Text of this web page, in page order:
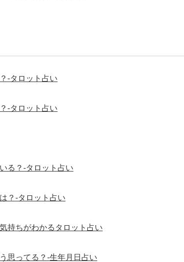
-タロット占い
-タロット占い
る？-タロット占い
？-タロット占い
持ちがわかるタロット占い
思ってる？-生年月日占い